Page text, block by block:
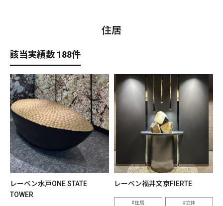
住居
該当実績数 188件
レーベン水戸ONE STATE
TOWER
レーベン福井文京FIERTE
住居 立体